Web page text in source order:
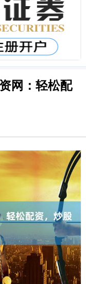
网：轻松配